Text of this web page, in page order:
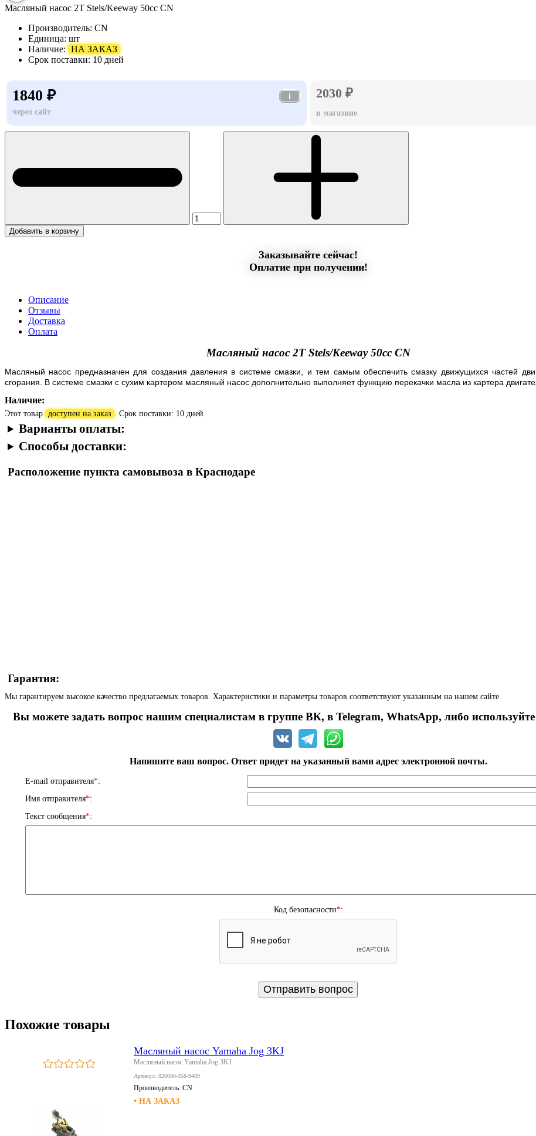
Масляный насос 2T Stels/Keeway 50cc CN
Производитель: CN
Единица: шт
Наличие: НА ЗАКАЗ
Срок поставки: 10 дней
1840 ₽
i
через сайт
2030 ₽
в магазине
Добавить в корзину
Заказывайте сейчас!
Оплатие при получении!
Описание
Отзывы
Доставка
Оплата
Масляный насос 2T Stels/Keeway 50cc CN
Масляный насос предназначен для создания давления в системе смазки , и тем самым обеспечить смазку движущихся частей
сгорания . В системе смазки с сухим картером масляный насос дополнительно выполняет функцию перекачки масла из картера
Наличие:
Этот товар доступен на заказ . Срок поставки: 10 дней
Варианты оплаты:
Способы доставки:
Расположение пункта самовывоза в Краснодаре
Гарантия:
Мы гарантируем высокое качество предлагаемых товаров. Характеристики и параметры товаров соответствуют указанным на нашем сайте.
Вы можете задать вопрос нашим специалистам в группе ВК, в Telegram, WhatsApp, либо
Напишите ваш вопрос. Ответ придет на указанный вами адрес электронной почты.
E-mail отправителя*:
Имя отправителя*:
Текст сообщения*:
Код безопасности*:
Похожие товары
Масляный насос Yamaha Jog 3KJ
Масляный насос Yamaha Jog 3KJ
Артикул: 020080-358-9489
Производитель: CN
• НА ЗАКАЗ